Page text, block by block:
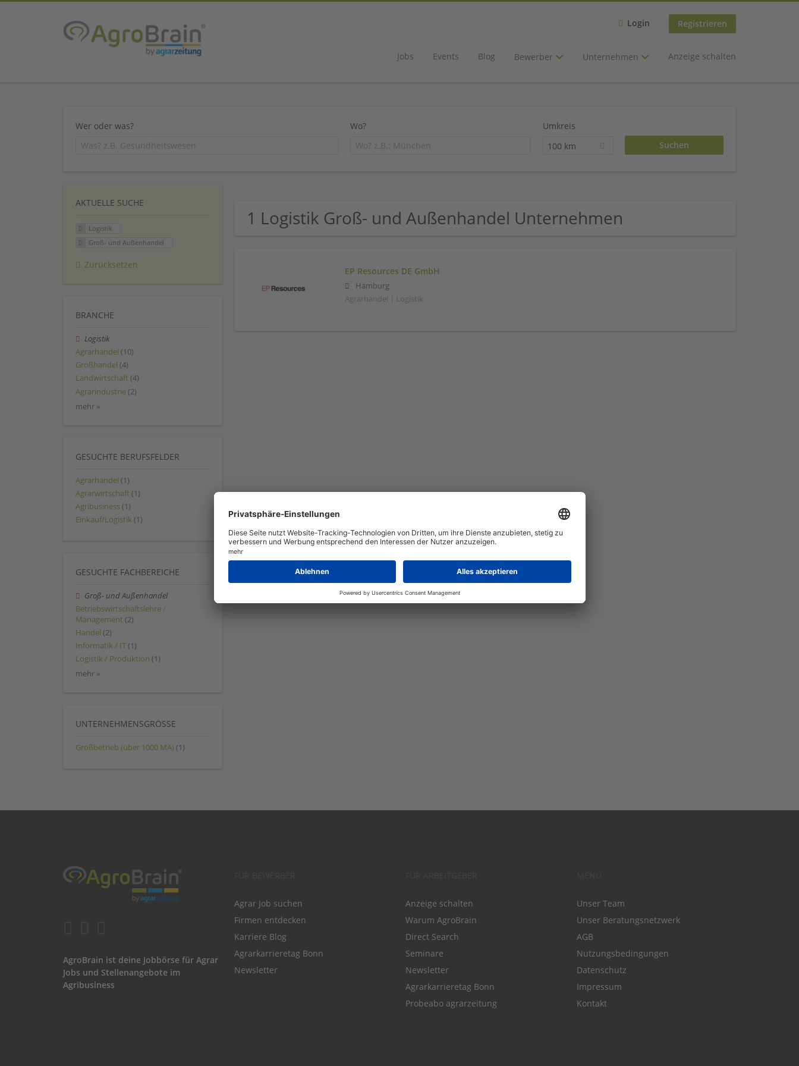
Login Registrieren
Jobs Events Blog Bewerber Unternehmen Anzeige schalten
Wer oder was? Wo?
Umkreis
100 km
1 Logistik Groß- und Außenhandel Unternehmen
EP Resources DE GmbH
Hamburg
Agrarhandel | Logistik
AKTUELLE SUCHE
Logistik
Groß- und Außenhandel
Zurücksetzen
BRANCHE
Logistik
Agrarhandel (10)
Großhandel (4)
Landwirtschaft (4)
Agrarindustrie (2)
mehr »
GESUCHTE BERUFSFELDER
Agrarhandel (1)
Agrarwirtschaft (1)
Agribusiness (1)
Einkauf/Logistik (1)
GESUCHTE FACHBEREICHE
Groß- und Außenhandel
Betriebswirtschaftslehre /
Management (2)
Handel (2)
Informatik / IT (1)
Logistik / Produktion (1)
mehr »
UNTERNEHMENSGRÖSSE
Großbetrieb (über 1000 MA) (1)
AgroBrain ist deine Jobbörse für Agrar
Jobs und Stellenangebote im
Agribusiness
Agrar Job suchen
Firmen entdecken
Karriere Blog
Agrarkarrieretag Bonn
Newsletter
Anzeige schalten
Warum AgroBrain
Direct Search
Seminare
Newsletter
Agrarkarrieretag Bonn
Probeabo agrarzeitung
Unser Team
Unser Beratungsnetzwerk
AGB
Nutzungsbedingungen
Datenschutz
Impressum
Kontakt